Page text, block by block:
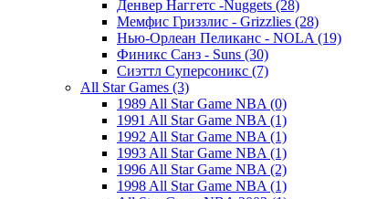
Денвер Наггетс -Nuggets (28)
Мемфис Гриззлис - Grizzlies (28)
Нью-Орлеан Пеликанс - NOLA (19)
Финикс Санз - Suns (30)
Сиэттл Суперсоникс (7)
All Star Games (3)
1989 All Star Game NBA (0)
1991 All Star Game NBA (1)
1992 All Star Game NBA (1)
1993 All Star Game NBA (1)
1996 All Star Game NBA (2)
1998 All Star Game NBA (1)